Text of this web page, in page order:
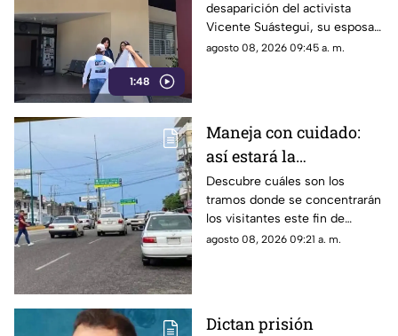
1:48
acude al Semefo en
Chilpancingo
desaparición del activista
Vicente Suástegui, su esposa
acudió al Semefo de
agosto 08, 2026 09:45 a. m.
Maneja con cuidado:
así estará la
circulación hoy en
Acapulco
Descubre cuáles son los
tramos donde se concentrarán
los visitantes este fin de
semana y las rutas que
agosto 08, 2026 09:21 a. m.
Dictan prisión